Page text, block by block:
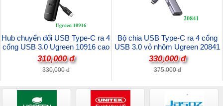
Hub chuyển đổi USB Type-C ra 4
cổng USB 3.0 Ugreen 10916 cao
cấp
310,000 đ
330,000 đ
Bộ chia USB Type-C ra 4 cổng
USB 3.0 vỏ nhôm Ugreen 20841
cao cấp
330,000 đ
375,000 đ